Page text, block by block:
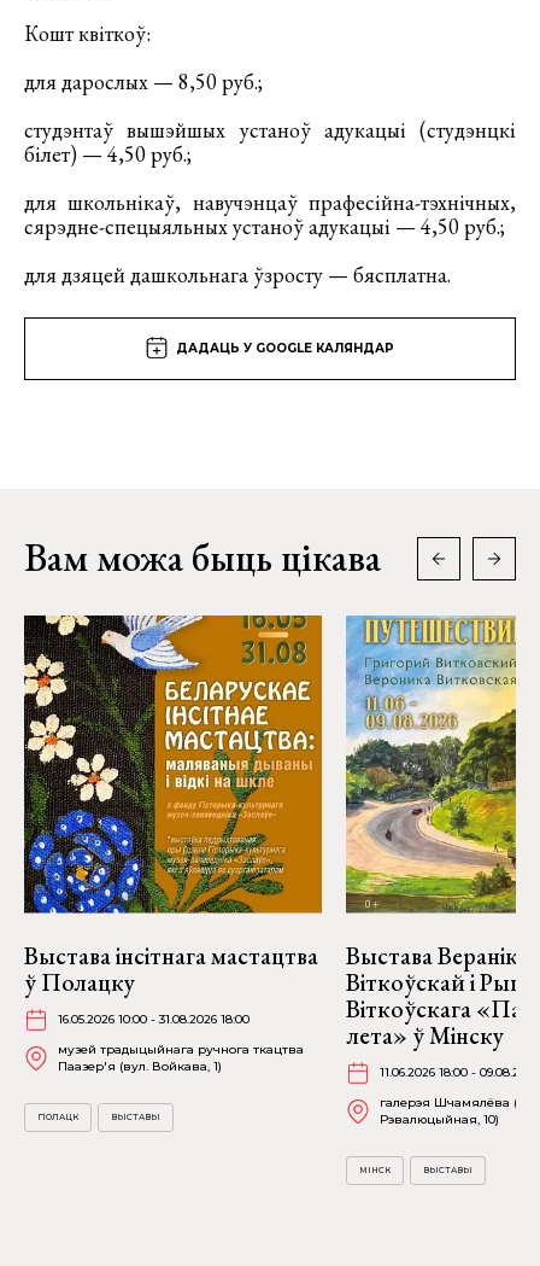
Кошт квіткоў:
для дарослых — 8,50 руб.;
студэнтаў вышэйшых устаноў адукацыі (студэнцкі
білет) — 4,50 руб.;
для школьнікаў, навучэнцаў прафесійна-тэхнічных,
сярэдне-спецыяльных устаноў адукацыі — 4,50 руб.;
для дзяцей дашкольнага ўзросту — бясплатна.
ДАДАЦЬ У GOOGLE КАЛЯНДАР
Вам можа быць цікава
Выстава інсітнага мастацтва
ў Полацку
16.05.2026 10:00 - 31.08.2026 18:00
музей традыцыйнага ручнога ткацтва
Паазер'я (вул. Войкава, 1)
ПОЛАЦК ВЫСТАВЫ
Выстава Веранікі
Віткоўскай і
Віткоўскага
лета» ў Мінску
11.06.2026 18:00 -
галерэя Шчамялёва
Рэвалюцыйная, 10)
МІНСК ВЫСТАВЫ